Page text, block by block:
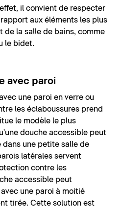
il convient de respecter
aux éléments les plus
de la salle de bains, comme
le bidet.
avec paroi
une paroi en verre ou
les éclaboussures prend
le modèle le plus
douche accessible peut
une petite salle de
latérales servent
contre les
accessible peut
une paroi à moitié
tirée. Cette solution est